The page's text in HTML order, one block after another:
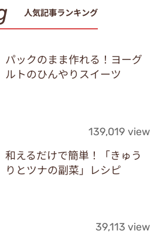
人気記事ランキング
パックのまま作れる！ヨーグ
ルトのひんやりスイーツ
139,019 view
和えるだけで簡単！「きゅう
りとツナの副菜」レシピ
39,113 view